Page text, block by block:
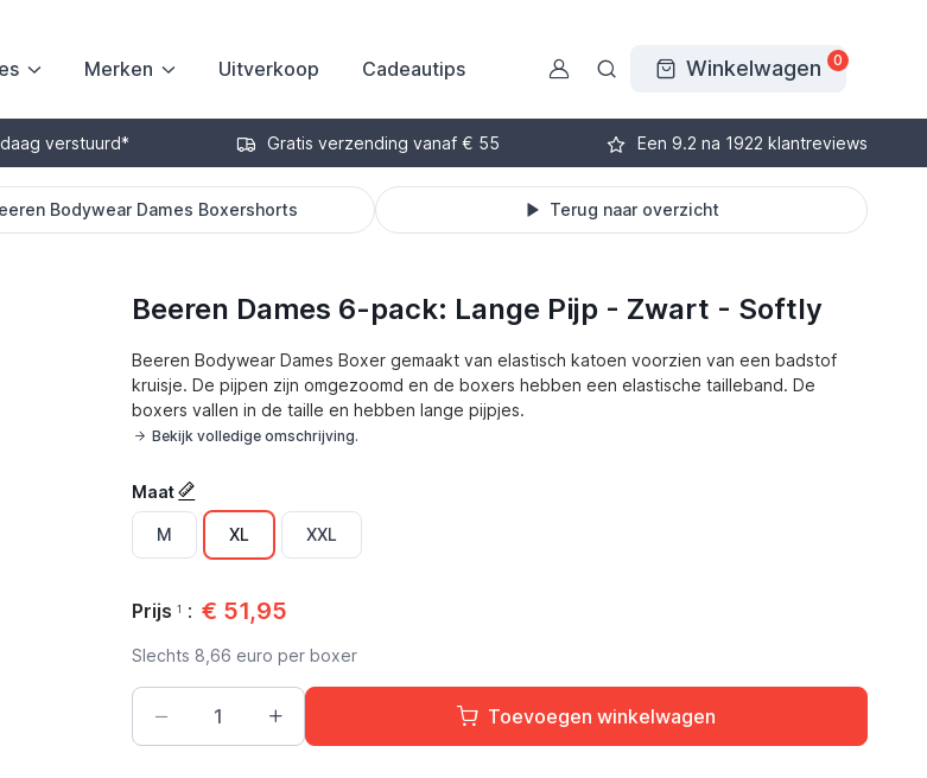
Merken Uitverkoop Cadeautips Winkelwagen 0
verstuurd* Gratis verzending vanaf € 55 Een 9.2 na 1922 klantreviews
Bodywear Dames Boxershorts Terug naar overzicht
Beeren Dames 6-pack: Lange Pijp - Zwart - Softly
Beeren Bodywear Dames Boxer gemaakt van elastisch katoen voorzien van een badstof
kruisje. De pijpen zijn omgezoomd en de boxers hebben een elastische tailleband. De
boxers vallen in de taille en hebben lange pijpjes.
Bekijk volledige omschrijving.
Maat
M XL XXL
Prijs1 : € 51,95
Slechts 8,66 euro per boxer
Toevoegen winkelwagen